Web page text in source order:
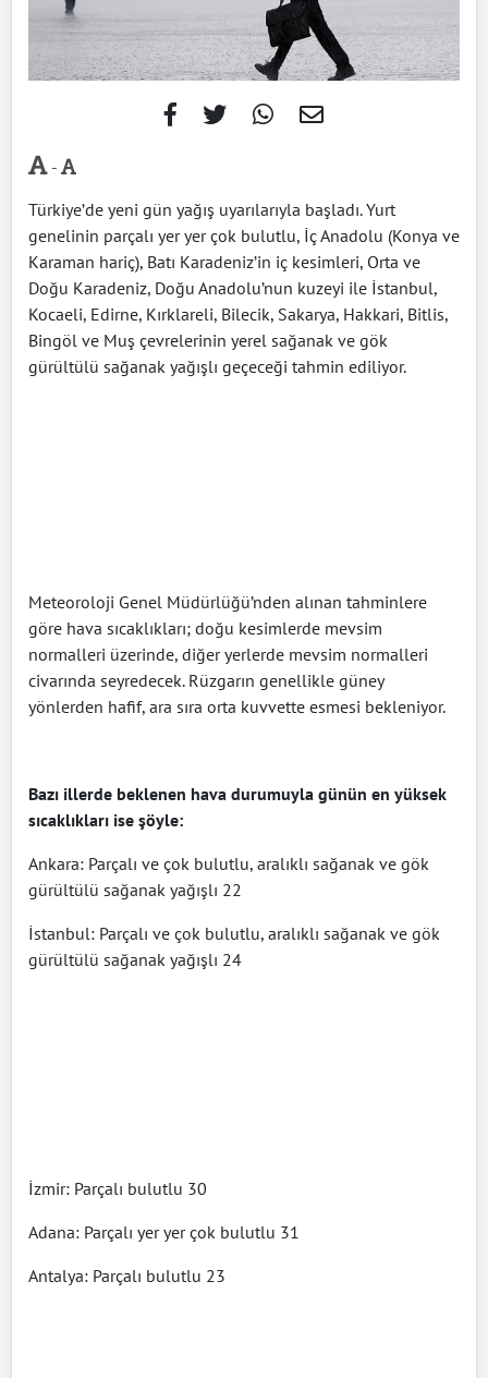
-
Türkiye’de yeni gün yağış uyarılarıyla başladı. Yurt
genelinin parçalı yer yer çok bulutlu, İç Anadolu (Konya ve
Karaman hariç), Batı Karadeniz’in iç kesimleri, Orta ve
Doğu Karadeniz, Doğu Anadolu’nun kuzeyi ile İstanbul,
Kocaeli, Edirne, Kırklareli, Bilecik, Sakarya, Hakkari, Bitlis,
Bingöl ve Muş çevrelerinin yerel sağanak ve gök
gürültülü sağanak yağışlı geçeceği tahmin ediliyor.
Meteoroloji Genel Müdürlüğü’nden alınan tahminlere
göre hava sıcaklıkları; doğu kesimlerde mevsim
normalleri üzerinde, diğer yerlerde mevsim normalleri
civarında seyredecek. Rüzgarın genellikle güney
yönlerden hafif, ara sıra orta kuvvette esmesi bekleniyor.
Bazı illerde beklenen hava durumuyla günün en yüksek
sıcaklıkları ise şöyle:
Ankara: Parçalı ve çok bulutlu, aralıklı sağanak ve gök
gürültülü sağanak yağışlı 22
İstanbul: Parçalı ve çok bulutlu, aralıklı sağanak ve gök
gürültülü sağanak yağışlı 24
İzmir: Parçalı bulutlu 30
Adana: Parçalı yer yer çok bulutlu 31
Antalya: Parçalı bulutlu 23